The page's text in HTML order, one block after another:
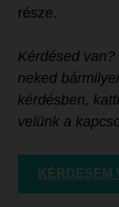
része.
Kérdésed
neked
kérdésben,
velünk a
KÉRDÉSEM